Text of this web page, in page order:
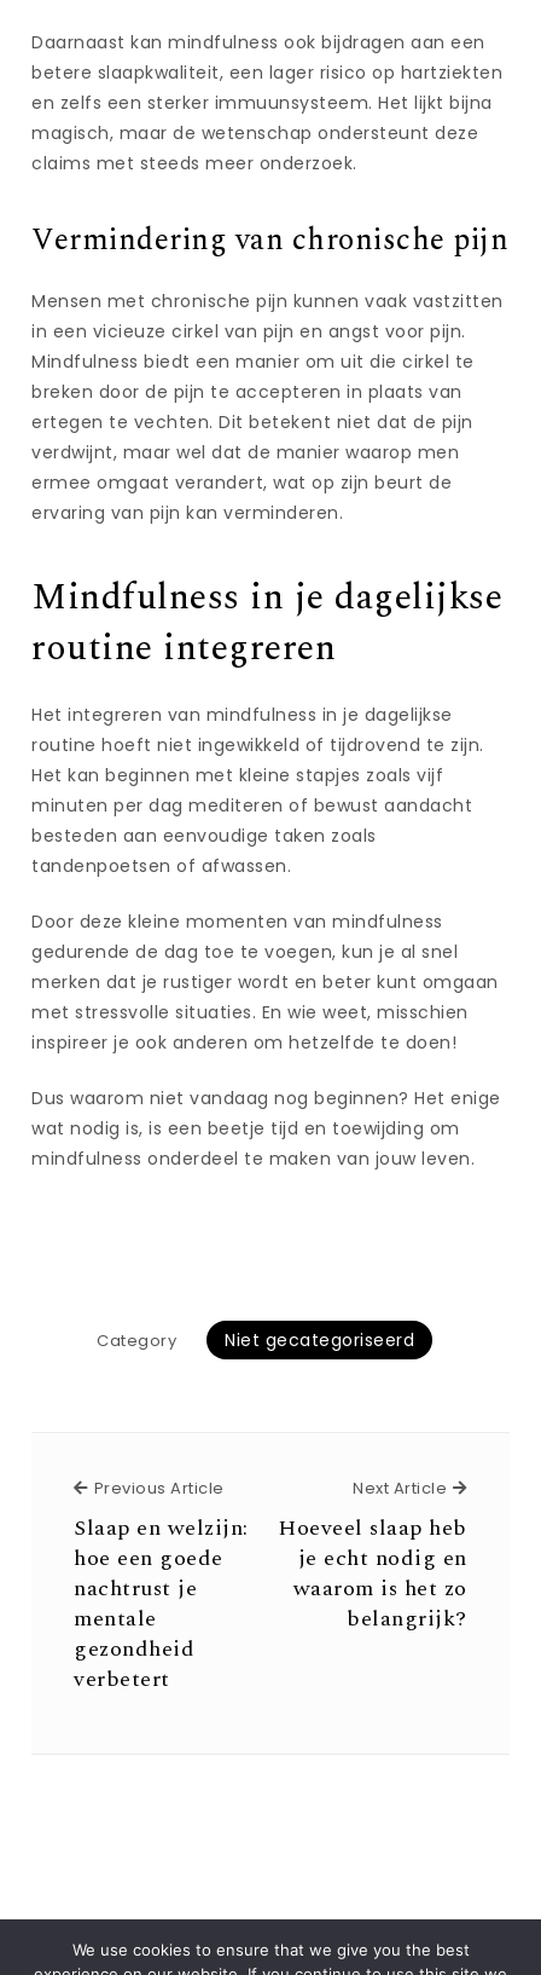
Daarnaast kan mindfulness ook bijdragen aan een
betere slaapkwaliteit, een lager risico op hartziekten
en zelfs een sterker immuunsysteem. Het lijkt bijna
magisch, maar de wetenschap ondersteunt deze
claims met steeds meer onderzoek.
Vermindering van chronische pijn
Mensen met chronische pijn kunnen vaak vastzitten
in een vicieuze cirkel van pijn en angst voor pijn.
Mindfulness biedt een manier om uit die cirkel te
breken door de pijn te accepteren in plaats van
ertegen te vechten. Dit betekent niet dat de pijn
verdwijnt, maar wel dat de manier waarop men
ermee omgaat verandert, wat op zijn beurt de
ervaring van pijn kan verminderen.
Mindfulness in je dagelijkse
routine integreren
Het integreren van mindfulness in je dagelijkse
routine hoeft niet ingewikkeld of tijdrovend te zijn.
Het kan beginnen met kleine stapjes zoals vijf
minuten per dag mediteren of bewust aandacht
besteden aan eenvoudige taken zoals
tandenpoetsen of afwassen.
Door deze kleine momenten van mindfulness
gedurende de dag toe te voegen, kun je al snel
merken dat je rustiger wordt en beter kunt omgaan
met stressvolle situaties. En wie weet, misschien
inspireer je ook anderen om hetzelfde te doen!
Dus waarom niet vandaag nog beginnen? Het enige
wat nodig is, is een beetje tijd en toewijding om
mindfulness onderdeel te maken van jouw leven.
Category Niet gecategoriseerd
Previous Article Previous Article
Slaap en welzijn:
hoe een goede
nachtrust je
mentale
gezondheid
verbetert
Next Article Next
Hoeveel slaap heb
je echt nodig en
waarom is het zo
belangrijk?
We use cookies to ensure that we give you the best